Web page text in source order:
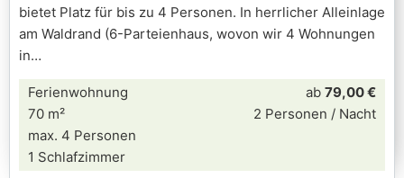
bietet Platz für bis zu 4 Personen. In herrlicher Alleinlage
am Waldrand (6-Parteienhaus, wovon wir 4 Wohnungen
in
Ferienwohnung
70 m²
max. 4 Personen
1 Schlafzimmer
ab 79,00 €
2 Personen / Nacht